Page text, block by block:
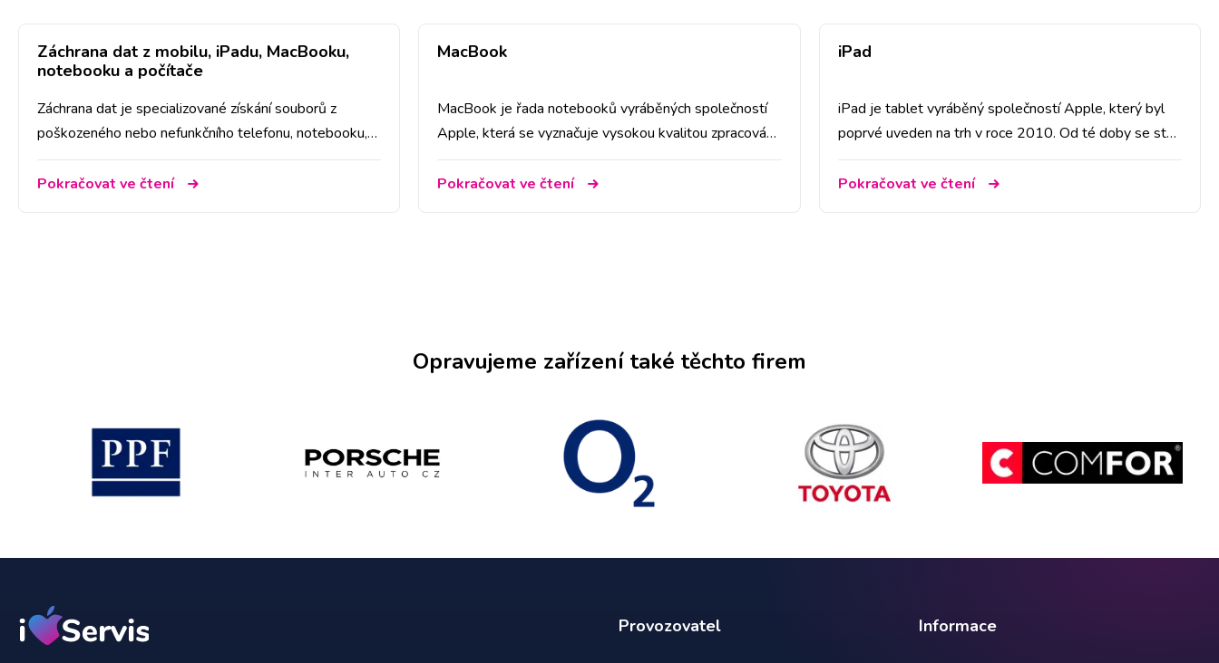
Záchrana dat z mobilu, iPadu, MacBooku,
notebooku a počítače
Záchrana dat je specializované získání souborů z
poškozeného nebo nefunkčního telefonu, notebooku,
Pokračovat ve čtení
MacBook
MacBook je řada notebooků vyráběných společností
Apple, která se vyznačuje vysokou kvalitou zpracování,
především mezi profesionály, studenty a všemi, kteří
Pokračovat ve čtení
iPad
iPad je tablet vyráběný společností Apple, který byl
poprvé uveden na trh v roce 2010. Od té doby se stal
vzdělávání.
Pokračovat ve čtení
Opravujeme zařízení také těchto firem
Provozovatel Informace